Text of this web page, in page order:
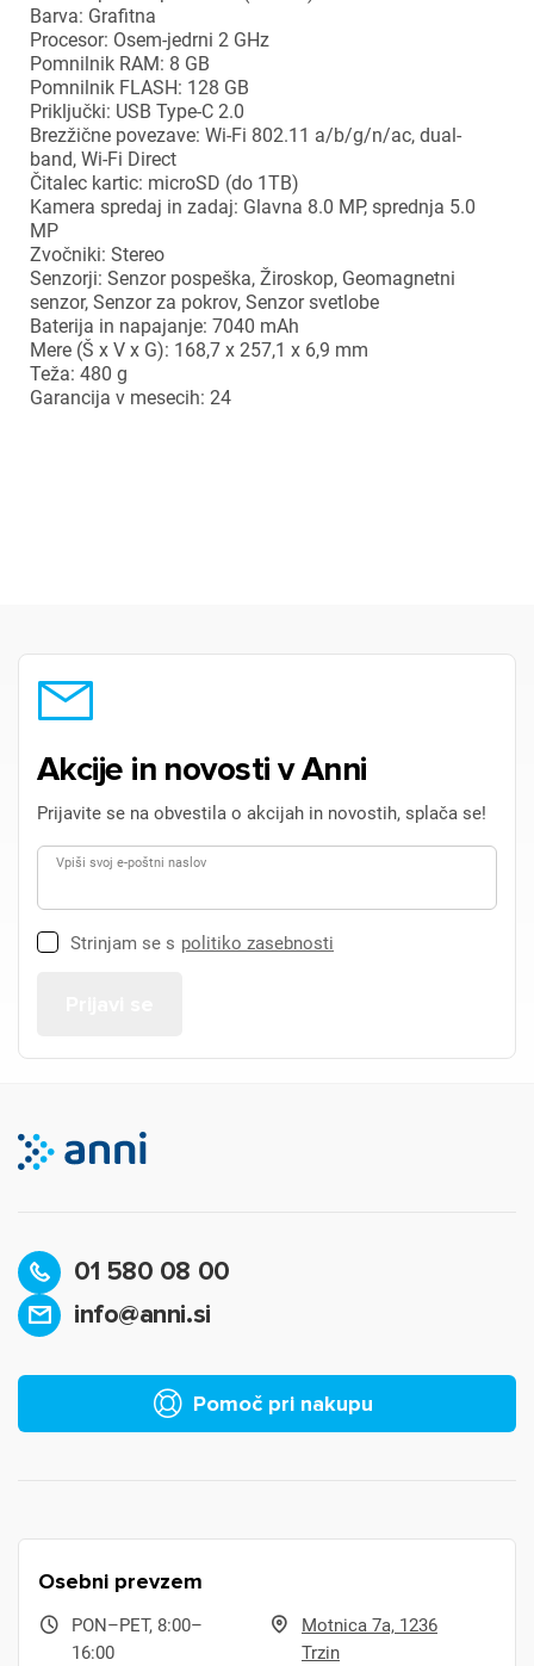
Barva: Grafitna
Procesor: Osem-jedrni 2 GHz
Pomnilnik RAM: 8 GB
Pomnilnik FLASH: 128 GB
Priključki: USB Type-C 2.0
Brezžične povezave: Wi-Fi 802.11 a/b/g/n/ac, dual-
band, Wi-Fi Direct
Čitalec kartic: microSD (do 1TB)
Kamera spredaj in zadaj: Glavna 8.0 MP, sprednja 5.0
MP
Zvočniki: Stereo
Senzorji: Senzor pospeška, Žiroskop, Geomagnetni
senzor, Senzor za pokrov, Senzor svetlobe
Baterija in napajanje: 7040 mAh
Mere (Š x V x G): 168,7 x 257,1 x 6,9 mm
Teža: 480 g
Garancija v mesecih: 24
Akcije in novosti v Anni
Prijavite se na obvestila o akcijah in novostih, splača se!
Vpiši svoj e-poštni naslov
Strinjam se s politiko zasebnosti
01 580 08 00
info@anni.si
Pomoč pri nakupu
Osebni prevzem
PON–PET, 8:00–
16:00
Motnica 7a, 1236
Trzin
Prijava
Za dodajanje na seznam želja morate biti prijavljeni.